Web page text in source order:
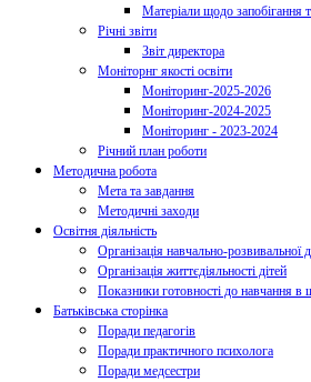
Матеріали щодо запобігання
Річні звіти
Звіт директора
Моніторнг якості освіти
Моніторинг-2025-2026
Моніторинг-2024-2025
Моніторинг - 2023-2024
Річний план роботи
Методична робота
Мета та завдання
Методичні заходи
Освітня діяльність
Організація навчально-розвивальної
Організація життєдіяльності дітей
Показники готовності до навчання в
Батьківська сторінка
Поради педагогів
Поради практичного психолога
Поради медсестри